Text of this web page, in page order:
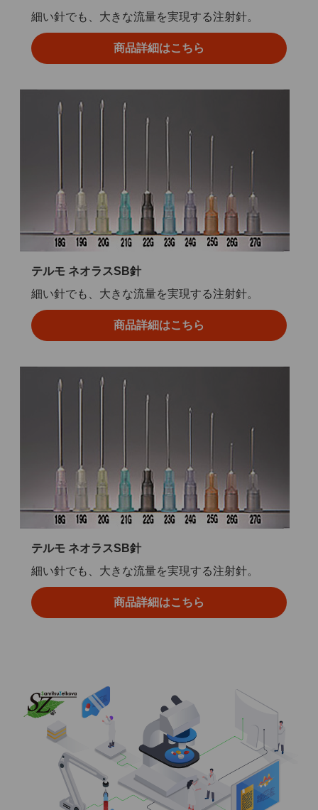
細い針でも、大きな流量を実現する注射針。
商品詳細はこちら
テルモ ネオラスSB針
細い針でも、大きな流量を実現する注射針。
商品詳細はこちら
テルモ ネオラスSB針
細い針でも、大きな流量を実現する注射針。
商品詳細はこちら